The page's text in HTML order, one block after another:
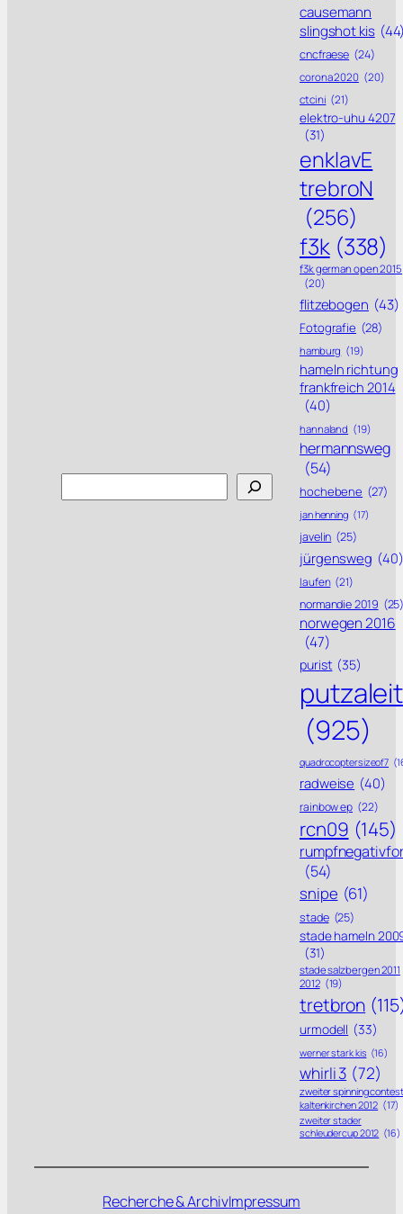
causemann
slingshot kis
cncfraese (24)
corona 2020 (20)
ctcini (21)
elektro-uhu 4207
(31)
enklavE
trebroN
(256)
f3k (338)
f3k german open 2015
(20)
flitzebogen (43)
Fotografie (28)
hamburg (19)
hameln richtung
frankfreich 2014
(40)
hannaland (19)
hermannsweg
(54)
hochebene (27)
jan henning (17)
javelin (25)
jürgensweg (40)
laufen (21)
normandie 2019
norwegen 2016
(47)
purist (35)
putzaleit
(925)
quadrocoptersizeof7
radweise (40)
rainbow ep (22)
rcn09 (145)
(54)
snipe (61)
stade (25)
stade hameln
(31)
stade salzbergen 2011
2012 (19)
tretbron
urmodell (33)
werner stark kis (16)
whirli 3 (72)
zweiter spinning contest
kaltenkirchen 2012 (17)
zweiter stader
schleudercup 2012 (16)
Recherche & ArchivImpressum